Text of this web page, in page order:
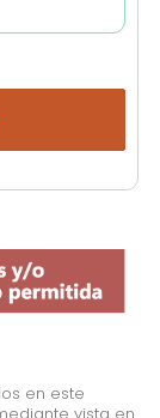
en este
vista en